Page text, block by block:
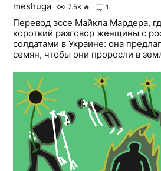
meshuga 7.5K 🔥 1
Перевод эссе Майкла Мардера,
короткий разговор женщины с
солдатами в Украине: она
семян, чтобы они проросли в